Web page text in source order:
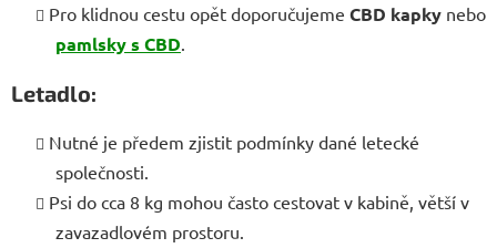
Pro klidnou cestu opět doporučujeme CBD kapky nebo
pamlsky s CBD
Letadlo:
Nutné je předem zjistit podmínky dané letecké
společnosti.
Psi do cca 8 kg mohou často cestovat v kabině, větší v
zavazadlovém prostoru.